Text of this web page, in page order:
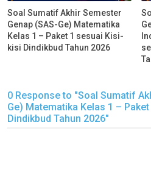
Soal Sumatif Akhir Semester
Genap (SAS-Ge) Matematika
Kelas 1 – Paket 1 sesuai Kisi-
kisi Dindikbud Tahun 2026
0 Response to "Soal Sumatif
Ge) Matematika Kelas 1 –
Dindikbud Tahun 2026"